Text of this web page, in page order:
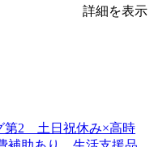
詳細を表示